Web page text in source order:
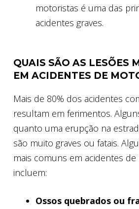
motoristas é uma das
acidentes graves.
QUAIS SÃO AS LESÕES
EM ACIDENTES DE
Mais de 80% dos acidentes
resultam em ferimentos.
quanto uma erupção na
são muito graves ou fatais.
mais comuns em acidentes
incluem:
Ossos quebrados ou